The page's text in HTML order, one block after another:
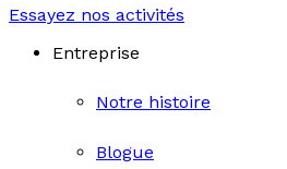
Essayez nos activités
Entreprise
Notre histoire
Blogue